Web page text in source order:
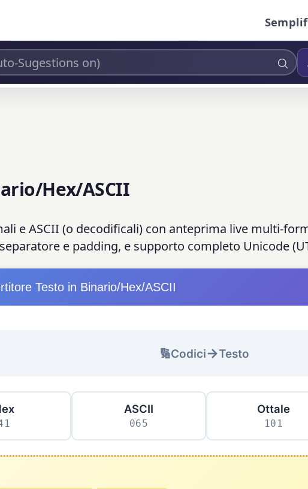
Hex/ASCII
e ASCII (o decodificali) con anteprima live multi-
e padding, e supporto completo Unicode
Testo in Binario/Hex/ASCII
🔢Codici→Testo
ASCII
065
Ottale
101